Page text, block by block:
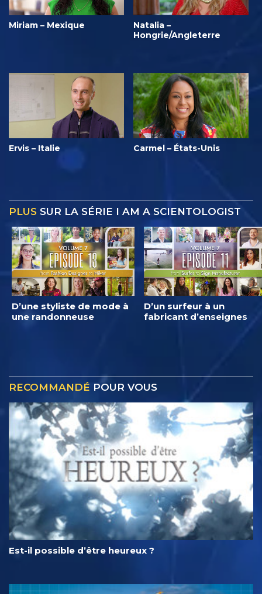
Miriam – Mexique
Natalia –
Hongrie/Angleterre
Ervis – Italie Carmel – États-Unis
PLUS SUR LA SÉRIE I AM A SCIENTOLOGIST
D’une styliste de mode à
une randonneuse
D’un surfeur à un
fabricant d’enseignes
RECOMMANDÉ POUR VOUS
Est-il possible d’être heureux ?